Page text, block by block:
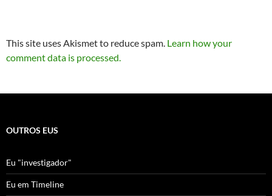
This site uses Akismet to reduce spam. Learn how your
comment data is processed.
OUTROS EUS
Eu "investigador"
Eu em Timeline